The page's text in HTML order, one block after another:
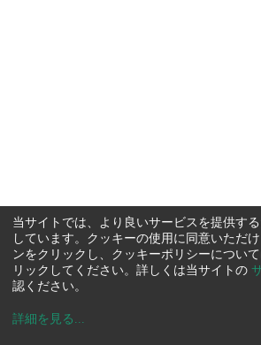
当サイトでは、より良いサービスを提供す
しています。クッキーの使用に同意いただ
ンをクリックし、クッキーポリシーについ
リックしてください。詳しくは当サイトの
認ください。
詳細を見る ...